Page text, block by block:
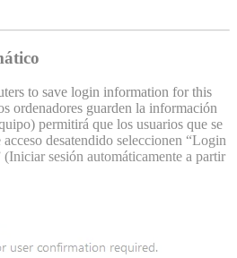
to save login information for this
ordenadores guarden la información
permitirá que los usuarios que se
desatendido seleccionen “Login
sesión automáticamente a partir